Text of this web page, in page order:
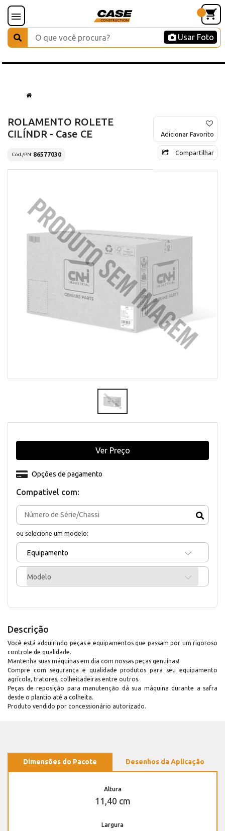
Usar Foto
ROLAMENTO ROLETE
CILÍNDR - Case CE
Cód./PN 86577030
Adicionar Favorito
Compartilhar
Compativel com:
ou selecione um modelo:
Equipamento
Modelo
Opções de pagamento
Ver Preço
Descrição
Você está adquirindo peças e equipamentos que passam por um rigoroso
controle de qualidade.
Mantenha suas máquinas em dia com nossas peças genuínas!
Compre com segurança e qualidade produtos para seu equipamento
agrícola, tratores, colheitadeiras entre outros.
Peças de reposição para manutenção dá sua máquina durante a safra
desde o plantio até a colheita.
Produto vendido por concessionário autorizado.
Dimensões do Pacote Desenhos da Aplicação
Altura
11,40 cm
Largura